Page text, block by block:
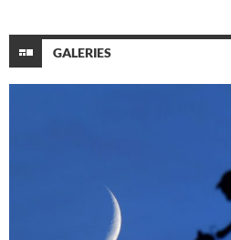
GALERIES